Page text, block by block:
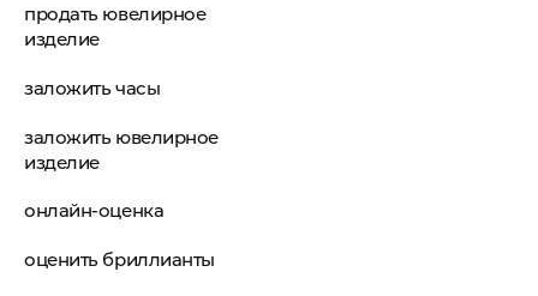
продать ювелирное
изделие
заложить часы
заложить ювелирное
изделие
онлайн-оценка
оценить бриллианты